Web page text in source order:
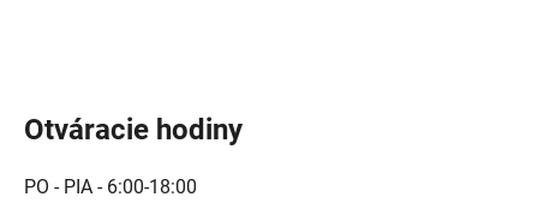
Otváracie hodiny
PO - PIA - 6:00-18:00